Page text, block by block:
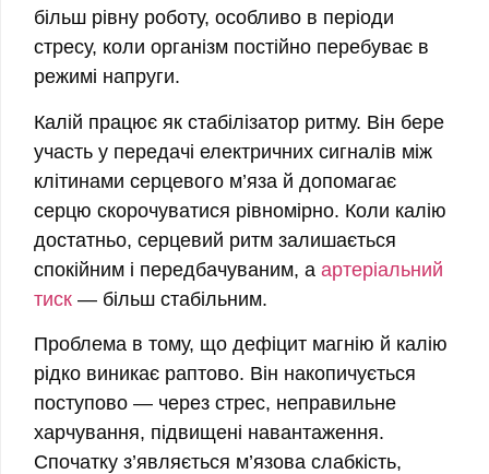
більш рівну роботу, особливо в періоди
стресу, коли організм постійно перебуває в
режимі напруги.
Калій працює як стабілізатор ритму. Він бере
участь у передачі електричних сигналів між
клітинами серцевого м’яза й допомагає
серцю скорочуватися рівномірно. Коли калію
достатньо, серцевий ритм залишається
спокійним і передбачуваним, а артеріальний
тиск — більш стабільним.
Проблема в тому, що дефіцит магнію й калію
рідко виникає раптово. Він накопичується
поступово — через стрес, неправильне
харчування, підвищені навантаження.
Спочатку з’являється м’язова слабкість,